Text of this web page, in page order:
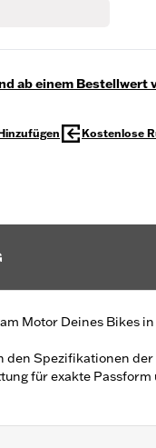
ab einem Bestellwert
Kostenlose
Motor Deines Bikes
den Spezifikationen der
für exakte